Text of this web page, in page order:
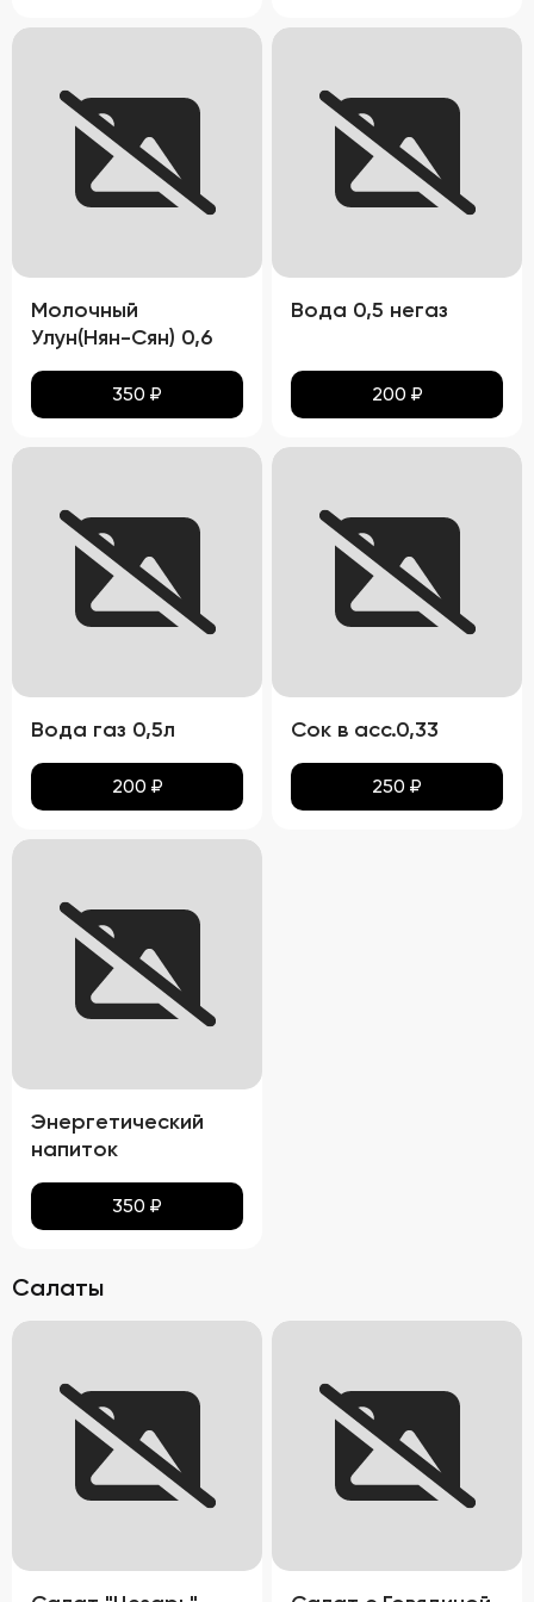
Молочный
Улун(Нян-Сян) 0,6
350 ₽
Вода 0,5 негаз
200 ₽
Вода газ 0,5л
200 ₽
Сок в асс.0,33
250 ₽
Энергетический
напиток
350 ₽
Салаты